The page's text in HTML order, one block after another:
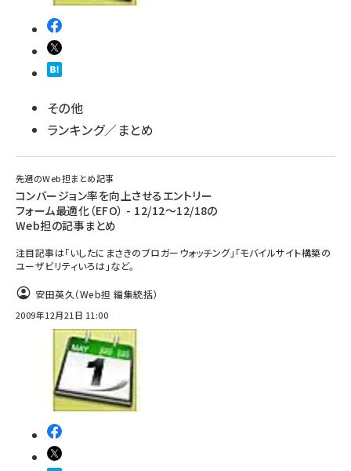
その他
ランキング／まとめ
先週のWeb担まとめ記事
コンバージョン率を向上させるエントリー
フォーム最適化（EFO） - 12/12～12/18の
Web担の記事まとめ
注目記事は「いしたにまさきのブロガーウォッチング」「モバイルサイト構築の
ユーザビリティいろは」など。
安田英久（Web担 編集統括）
2009年12月21日 11:00